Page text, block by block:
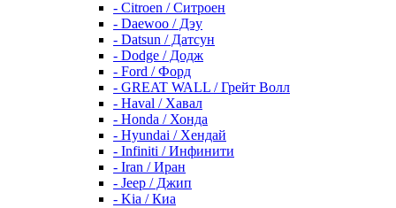
- Citroen / Ситроен
- Daewoo / Дэу
- Datsun / Датсун
- Dodge / Додж
- Ford / Форд
- GREAT WALL / Грейт Волл
- Haval / Хавал
- Honda / Хонда
- Hyundai / Хендай
- Infiniti / Инфинити
- Iran / Иран
- Jeep / Джип
- Kia / Киа